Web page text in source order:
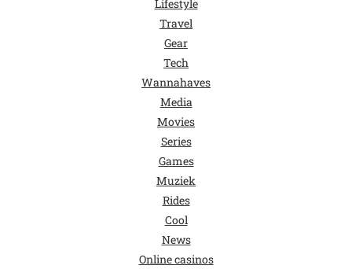
Lifestyle
Travel
Gear
Tech
Wannahaves
Media
Movies
Series
Games
Muziek
Rides
Cool
News
Online casinos